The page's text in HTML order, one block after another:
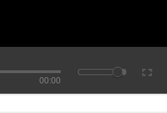
00:00